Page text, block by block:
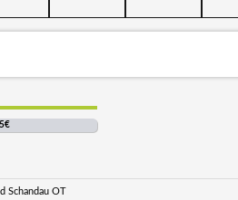
Schandau OT